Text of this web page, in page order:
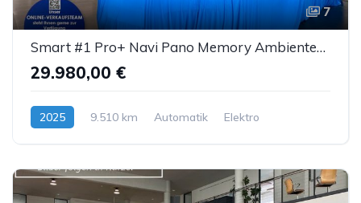
7
Smart #1 Pro+ Navi Pano Memory AmbienteB. LED ACC 360°
29.980,00 €
2025 9.510 km Automatik Elektro